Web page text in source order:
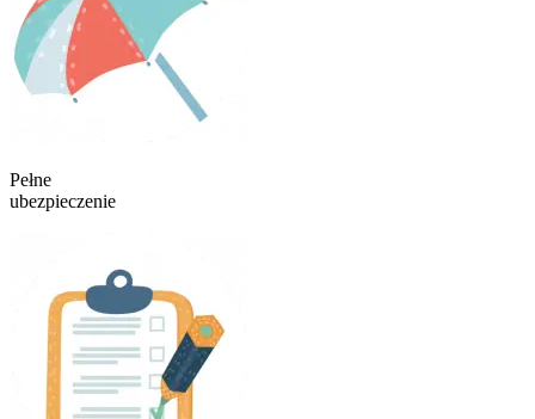
Pełne
ubezpieczenie